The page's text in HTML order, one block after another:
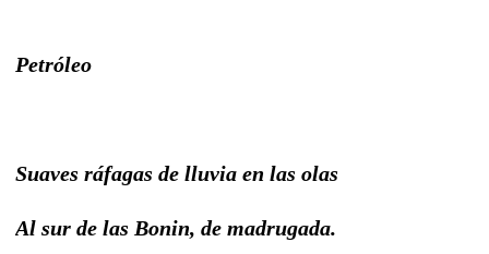
Petróleo
Suaves ráfagas de lluvia en las olas
Al sur de las Bonin, de madrugada.